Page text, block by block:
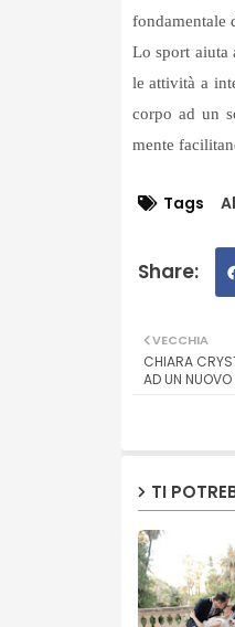
fondamentale
Lo sport aiuta
le attività a
corpo ad un
mente
Tags
VECCHIA
CHIARA
AD UN
TI